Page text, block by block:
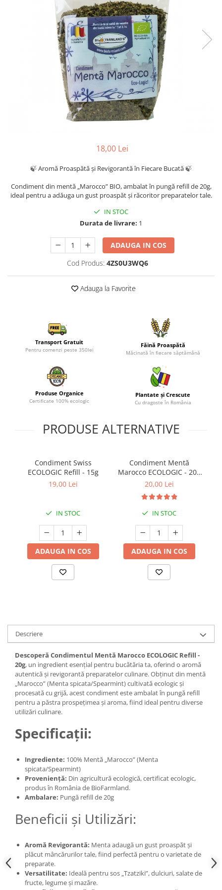
18,00 Lei
🍃 Aromă Proaspătă și Revigorantă în Fiecare Bucată 🍃
Condiment din mentă „Marocco” BIO, ambalat în pungă refill de 20g,
ideal pentru a adăuga un gust proaspăt și răcoritor preparatelor tale.
IN STOC
Durata de livrare: 1
ADAUGA IN COS
Cod Produs: 4ZS0U3WQ6
Adauga la Favorite
Transport Gratuit
Pentru comenzi peste 350lei
Făină Proaspătă
Măcinată în fiecare săptămână
Produse Organice
Certificate 100% ecologic
Plantate și Crescute
Cu dragoste în România
PRODUSE ALTERNATIVE
Condiment Swiss
ECOLOGIC Refill - 15g
19,00 Lei
IN STOC
ADAUGA IN COS
Condiment Mentă
Marocco ECOLOGIC - 20g
(Recipient Sticlă)
20,00 Lei
IN STOC
ADAUGA IN COS
Descriere
Descoperă Condimentul Mentă Marocco ECOLOGIC Refill -
20g, un ingredient esențial pentru bucătăria ta, oferind o aromă
autentică și revigorantă preparatelor culinare. Obținut din mentă
„Marocco” (Menta spicata/Spearmint) cultivată ecologic și
procesată cu grijă, acest condiment este ambalat în pungă refill
pentru a păstra prospețimea și aroma, fiind ideal pentru diverse
utilizări culinare.
Specificații:
Ingrediente: 100% Mentă „Marocco” (Menta
spicata/Spearmint)
Proveniență: Din agricultură ecologică, certificat ecologic,
produs în România de BioFarmland.
Ambalare: Pungă refill de 20g
Beneficii și Utilizări:
Aromă Revigorantă: Menta adaugă un gust proaspăt și
plăcut mâncărurilor tale, fiind perfectă pentru o varietate de
preparate.
Versatilitate: Ideală pentru sos „Tzatziki”, dulciuri, salate de
fructe, legume și mazăre.